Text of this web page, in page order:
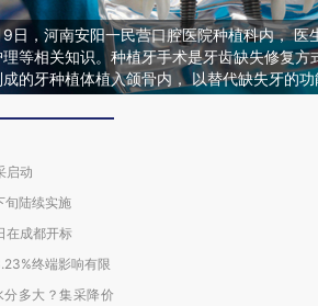
日，河南安阳一民营口腔医院种植科内， 医
等相关知识。种植牙手术是牙齿缺失修复方
成的牙种植体植入颌骨内， 以替代缺失牙的功
启动
旬陆续实施
在成都开标
终端影响有限
分多大？集采降价